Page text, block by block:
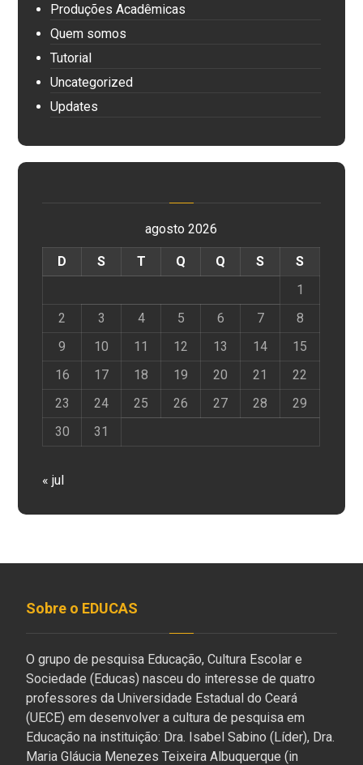
Produções Acadêmicas
Quem somos
Tutorial
Uncategorized
Updates
agosto 2026
D S T Q Q S
S
1
2
3 4 5 6 7
8
9
10 11 12 13 14
15
16
17 18 19 20 21
22
23
24 25 26 27 28
29
30
31
« jul
Sobre o EDUCAS
O grupo de pesquisa Educação, Cultura Escolar e
Sociedade (Educas) nasceu do interesse de quatro
professores da Universidade Estadual do Ceará
(UECE) em desenvolver a cultura de pesquisa em
Educação na instituição: Dra. Isabel Sabino (Líder), Dra.
Maria Gláucia Menezes Teixeira Albuquerque (in